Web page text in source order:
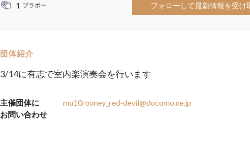
1 ブラボー フォローして最新情報を受け
団体紹介
3/14に有志で室内楽演奏会を行います
主催団体に
お問い合わせ
mu10rooney_red-devil@docomo.ne.jp